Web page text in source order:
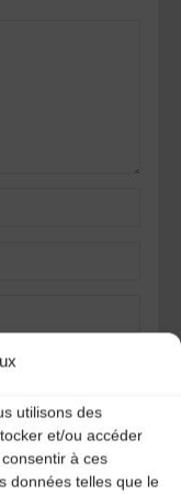
utilisons des
et/ou accéder
à ces
données telles que le
browser for next
En
de vos